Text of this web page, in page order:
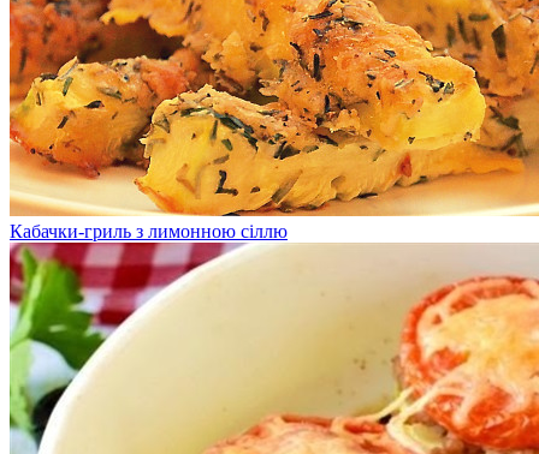
Кабачки-гриль з лимонною сіллю